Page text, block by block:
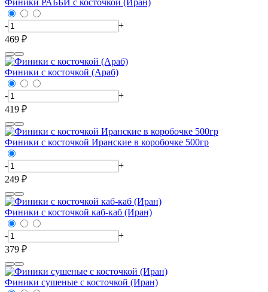
Финики РАББИ с косточкой (Иран)
-
+
469 ₽
Финики с косточкой (Араб)
-
+
419 ₽
Финики с косточкой Иранские в коробочке 500гр
-
+
249 ₽
Финики с косточкой каб-каб (Иран)
-
+
379 ₽
Финики сушеные с косточкой (Иран)